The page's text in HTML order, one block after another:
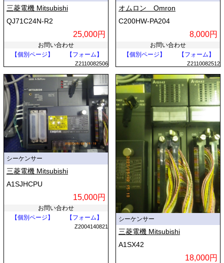
三菱電機 Mitsubishi
QJ71C24N-R2
25,000円
お問い合わせ
【個別ページ】
【フォーム】
Z2110082506
オムロン Omron
C200HW-PA204
8,000円
お問い合わせ
【個別ページ】
【フォーム】
Z2110082512
シーケンサー
三菱電機 Mitsubishi
A1SJHCPU
15,000円
お問い合わせ
【個別ページ】
【フォーム】
Z2004140821
シーケンサー
三菱電機 Mitsubishi
A1SX42
18,000円